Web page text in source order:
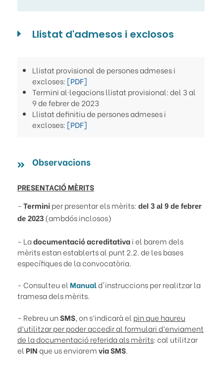
Llistat d'admesos i exclosos
Llistat provisional de persones admeses i
excloses: [PDF]
Termini al·legacions llistat provisional: del 3 al
9 de febrer de 2023
Llistat definitiu de persones admeses i
excloses: [PDF]
Observacions
PRESENTACIÓ MÈRITS
-Terminiper presentar els mèrits: del 3 al 9 de febrer
de 2023 (ambdós inclosos)
- Ladocumentació acreditativai el barem dels
mèrits estan establerts al punt 2.2. de les bases
específiques de la convocatòria.
- Consulteu el Manuald'instruccions per realitzar la
tramesa dels mèrits.
- Rebreu unSMS, on s’indicarà el pin que haureu
d’utilitzar per poder accedir al formulari d’enviament
de la documentació referida als mèrits: cal utilitzar
el PINque us enviaremvia SMS.